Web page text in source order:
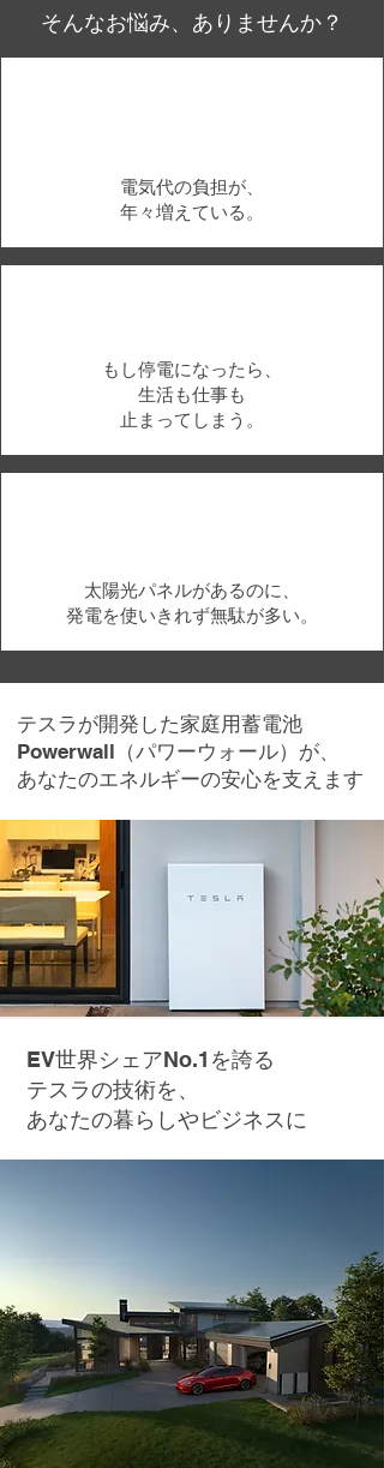
そんなお悩み、ありませんか？
電気代の負担が、
年々増えている。
もし停電になったら、
生活も仕事も
止まってしまう。
太陽光パネルがあるのに、
発電を使いきれず無駄が多い。
テスラが開発した家庭用蓄電池
Powerwall（パワーウォール）が、
あなたのエネルギーの安心を支えます
EV世界シェアNo.1を誇る
テスラの技術を、
あなたの暮らしやビジネスに